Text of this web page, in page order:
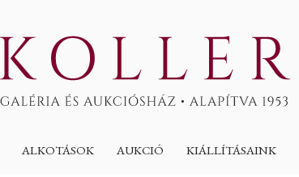
ALKOTÁSOK AUKCIÓ KIÁLLÍTÁSAINK